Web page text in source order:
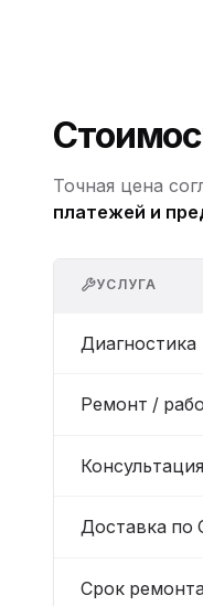
Точная цена
платежей и
УСЛУГА
Диагностика
Ремонт /
Консультация
Доставка по
Срок